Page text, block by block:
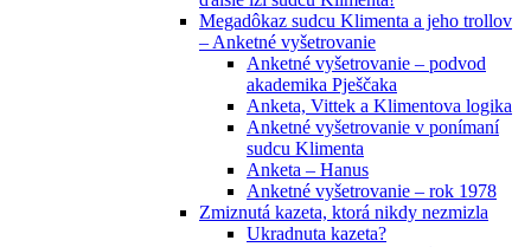
Megadôkaz sudcu Klimenta a jeho trollov
– Anketné vyšetrovanie
Anketné vyšetrovanie – podvod
akademika Pješčaka
Anketa, Vittek a Klimentova logika
Anketné vyšetrovanie v ponímaní
sudcu Klimenta
Anketa – Hanus
Anketné vyšetrovanie – rok 1978
Zmiznutá kazeta, ktorá nikdy nezmizla
Ukradnuta kazeta?